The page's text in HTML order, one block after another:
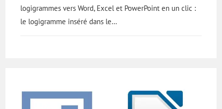
logigrammes vers Word, Excel et PowerPoint en un clic :
le logigramme inséré dans le…